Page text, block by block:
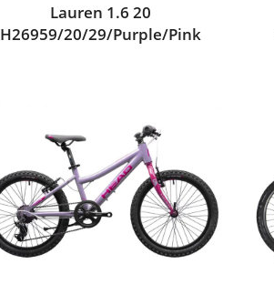
Lauren 1.6 20
H26959/20/29/Purple/Pink